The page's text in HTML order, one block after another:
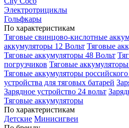
Электротрициклы
Гольфкары
По характеристикам
Тяговые свинцово-кислотные
аккумуляторы 12 Вольт Тяговые
Тяговые аккумуляторы 48 Вольт
погрузчиков Тяговые
Тяговые аккумуляторы
устройства для тяговых батарей
Зарядное устройство 24 вольт
Тяговые аккумуляторы
По характеристикам
Детские Минисигвеи